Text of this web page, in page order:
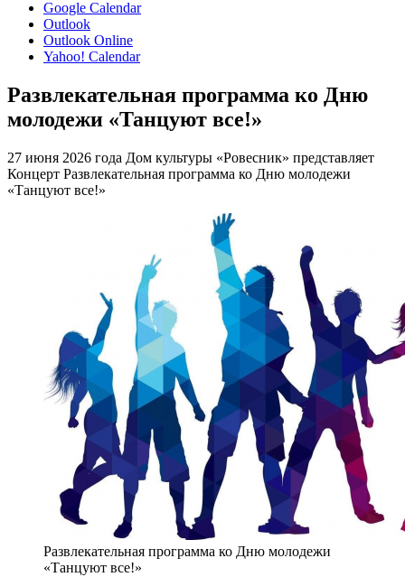
Google Calendar
Outlook
Outlook Online
Yahoo! Calendar
Развлекательная программа ко Дню
молодежи «Танцуют все!»
27 июня 2026 года Дом культуры «Ровесник» представляет
Концерт Развлекательная программа ко Дню молодежи
«Танцуют все!»
Развлекательная программа ко Дню молодежи
«Танцуют все!»